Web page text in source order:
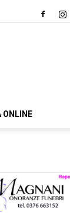
ONLINE